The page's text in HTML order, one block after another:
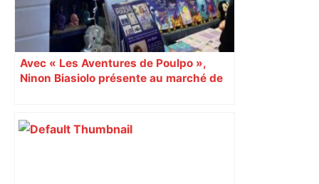
Avec « Les Aventures de Poulpo »,
Ninon Biasiolo présente au marché de